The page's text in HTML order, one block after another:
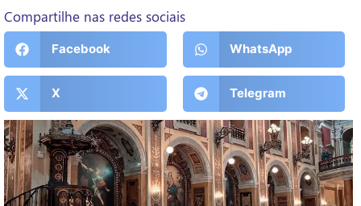
Compartilhe nas redes sociais
Facebook WhatsApp
X Telegram